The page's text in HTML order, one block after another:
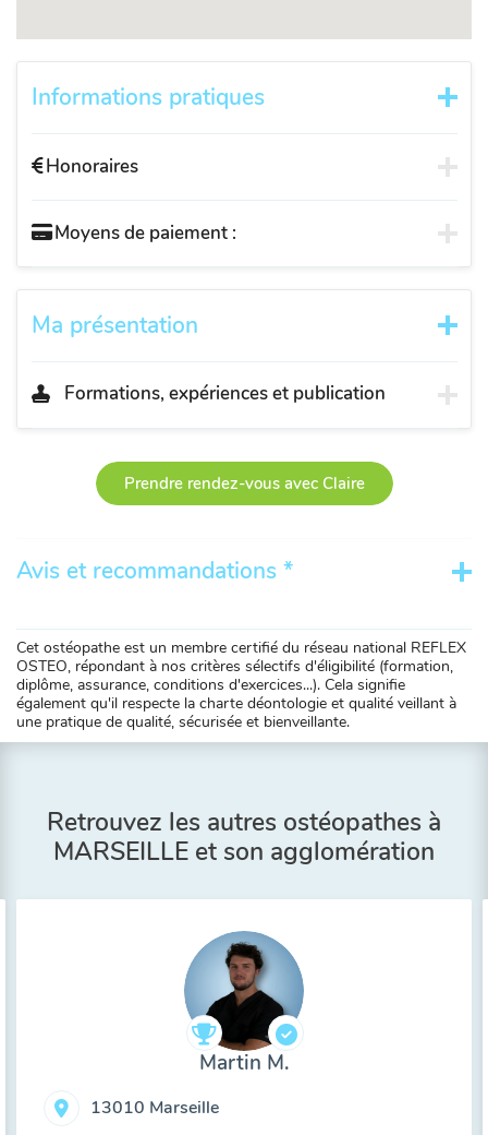
Informations pratiques
Honoraires
Moyens de paiement :
Ma présentation
Formations, expériences et publication
Prendre rendez-vous avec Claire
Avis et recommandations *
Cet ostéopathe est un membre certifié du réseau national REFLEX
OSTEO, répondant à nos critères sélectifs d'éligibilité (formation,
diplôme, assurance, conditions d'exercices...). Cela signifie
également qu'il respecte la charte déontologie et qualité veillant à
une pratique de qualité, sécurisée et bienveillante.
Retrouvez les autres ostéopathes à
MARSEILLE et son agglomération
Martin M.
13010 Marseille